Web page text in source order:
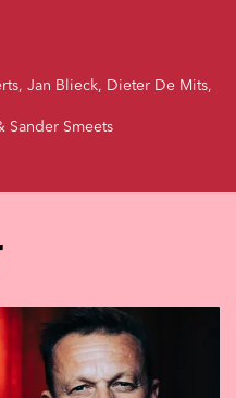
Jan Blieck, Dieter De Mits,
Sander Smeets